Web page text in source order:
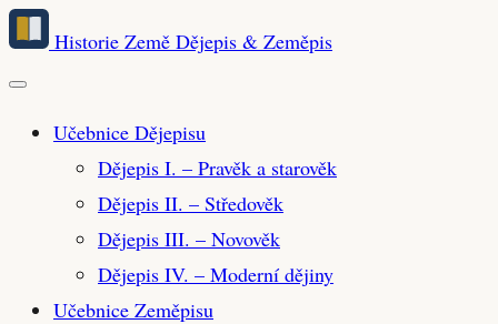
Přeskočit
hlavní
obsah
Historie Země Dějepis & Zeměpis
Učebnice Dějepisu
Dějepis I. – Pravěk a starověk
Dějepis II. – Středověk
Dějepis III. – Novověk
Dějepis IV. – Moderní dějiny
Učebnice Zeměpisu